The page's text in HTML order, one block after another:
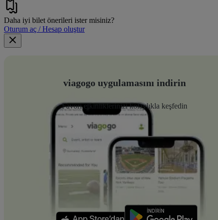
Daha iyi bilet önerileri ister misiniz?
Oturum aç / Hesap oluştur
viagogo uygulamasını indirin
Favori etkinliklerinizi kolaylıkla keşfedin